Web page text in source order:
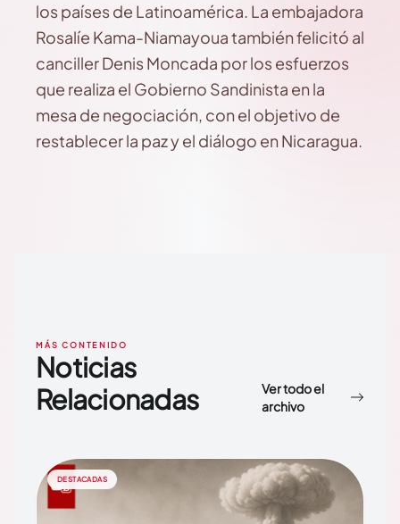
los países de Latinoamérica. La embajadora
Rosalíe Kama-Niamayoua también felicitó al
canciller Denis Moncada por los esfuerzos
que realiza el Gobierno Sandinista en la
mesa de negociación, con el objetivo de
restablecer la paz y el diálogo en Nicaragua.
MÁS CONTENIDO
Noticias
Relacionadas
Ver todo el
archivo
DESTACADAS